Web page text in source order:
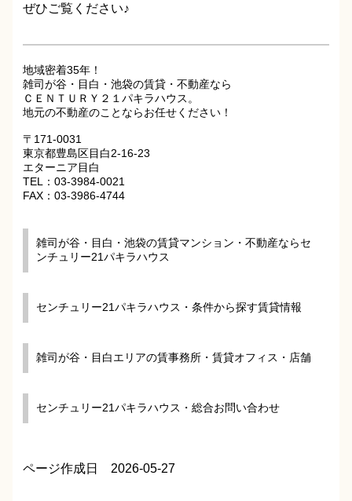
ぜひご覧ください♪
地域密着35年！
雑司が谷・目白・池袋の賃貸・不動産なら
ＣＥＮＴＵＲＹ２１パキラハウス。
地元の不動産のことならお任せください！
〒171-0031
東京都豊島区目白2-16-23
エターニア目白
TEL：03-3984-0021
FAX：03-3986-4744
雑司が谷・目白・池袋の賃貸マンション・不動産ならセ
ンチュリー21パキラハウス
センチュリー21パキラハウス・条件から探す賃貸情報
雑司が谷・目白エリアの賃事務所・賃貸オフィス・店舗
センチュリー21パキラハウス・総合お問い合わせ
ページ作成日 2026-05-27